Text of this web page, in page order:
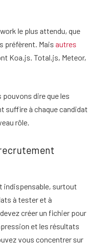
le plus attendu, que
préfèrent. Mais autres
Koa.js. Total.js, Meteor,
pouvons dire que les
suffire à chaque candidat
rôle.
indispensable, surtout
à tester et à
créer un fichier pour
et les résultats
vous concentrer sur